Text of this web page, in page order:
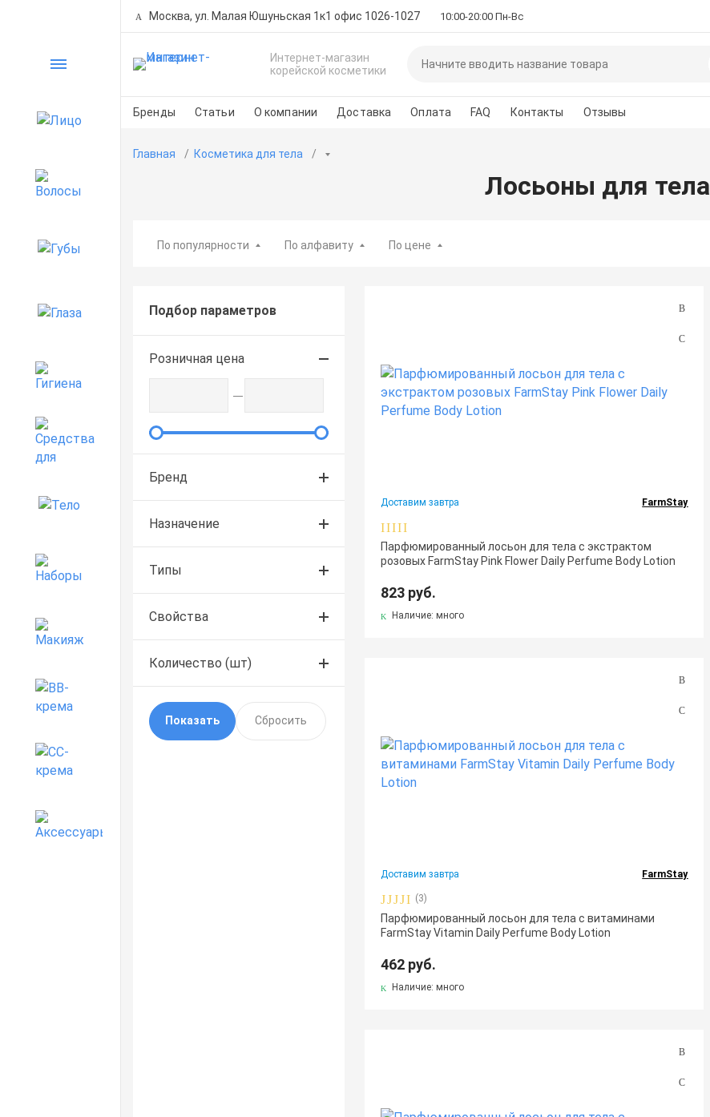
Москва, ул. Малая Юшуньская 1к1 офис 1026-1027 10:00-20:00 Пн-Вс
Интернет-магазин
корейской косметики
Бренды Статьи О компании Доставка Оплата FAQ Контакты Отзывы
Каталог
Средства для дома
Главная Косметика для тела
Лосьоны для тела
По популярности По алфавиту По цене
Подбор параметров
Розничная цена
Бренд
Назначение
Типы
Свойства
Количество (шт)
Доставим завтра FarmStay
Парфюмированный лосьон для тела с экстрактом
розовых FarmStay Pink Flower Daily Perfume Body Lotion
823 руб.
Наличие: много
Доставим завтра FarmStay
(3)
Парфюмированный лосьон для тела с витаминами
FarmStay Vitamin Daily Perfume Body Lotion
462 руб.
Наличие: много